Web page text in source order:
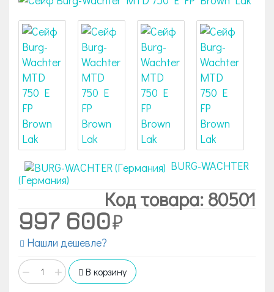
BURG-WACHTER
(Германия)
Код товара: 80501
997 600
Нашли дешевле?
− + В корзину